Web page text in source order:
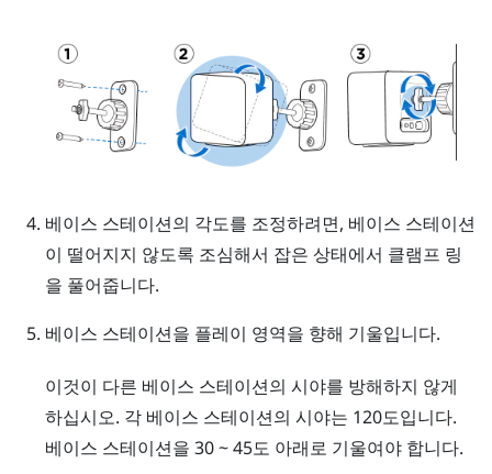
베이스 스테이션의 각도를 조정하려면, 베이스 스테이션
이 떨어지지 않도록 조심해서 잡은 상태에서 클램프 링
을 풀어줍니다.
베이스 스테이션을 플레이 영역을 향해 기울입니다.
이것이 다른 베이스 스테이션의 시야를 방해하지 않게
하십시오. 각 베이스 스테이션의 시야는 120도입니다.
베이스 스테이션을 30 ~ 45도 아래로 기울여야 합니다.